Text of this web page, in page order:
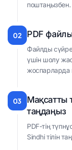
поштаңызбен.
02 PDF
Файлды
үшін шолу
жоспарларда
03
Мақсатты
таңдаңыз
PDF-тің
Sindhi тілін